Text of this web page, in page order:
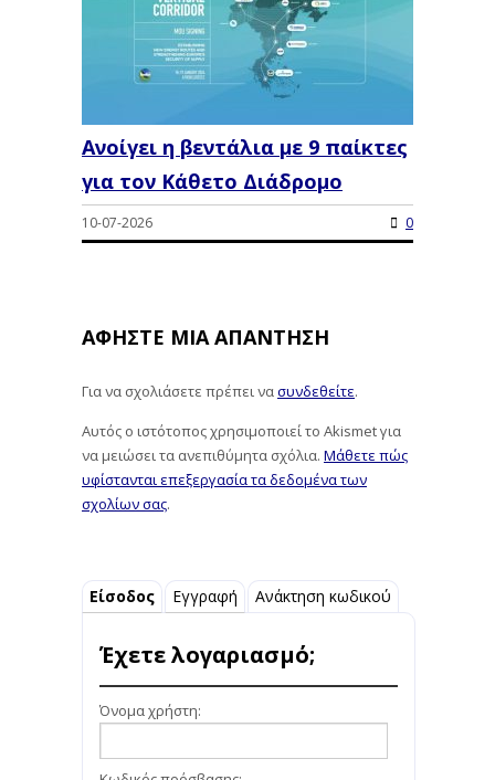
Ανοίγει η βεντάλια με 9 παίκτες
για τον Κάθετο Διάδρομο
10-07-2026 0
ΑΦΉΣΤΕ ΜΙΑ ΑΠΆΝΤΗΣΗ
Για να σχολιάσετε πρέπει νασυνδεθείτε.
Αυτός ο ιστότοπος χρησιμοποιεί το Akismet για
να μειώσει τα ανεπιθύμητα σχόλια. Μάθετε πώς
υφίστανται επεξεργασία τα δεδομένα των
σχολίων σας.
Είσοδος Εγγραφή Ανάκτηση κωδικού
Έχετε λογαριασμό;
Όνομα χρήστη: